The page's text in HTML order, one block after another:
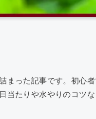
まった記事です。初心
当たりや水やりのコツ